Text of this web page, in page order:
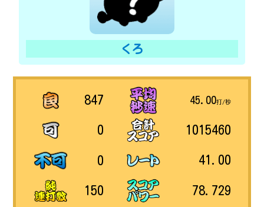
くろ
847
0
0
150
45.00打/秒
1015460
41.00
78.729